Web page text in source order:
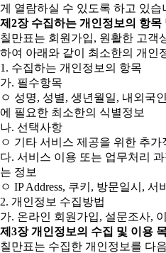
게 열람하실 수 있도록 하고 있습
제2장 수집하는 개인정보의 항목
칠만표는 회원가입, 원활한 고객
하여 아래와 같이 최소한의 개인
1. 수집하는 개인정보의 항목
가. 필수항목
ㅇ 성명, 성별, 생년월일, 내외국
에 필요한 최소한의 식별정보
나. 선택사항
ㅇ 기타 서비스 제공을 위한 추가
다. 서비스 이용 또는 업무처리
는 정보
ㅇ IP Address, 쿠키, 방문일시,
2. 개인정보 수집방법
가. 온라인 회원가입, 설문조사,
제3장 개인정보의 수집 및 이용
칠만표는 수집한 개인정보를 다